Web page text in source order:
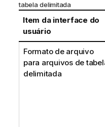
tabela delimitada
Item da interface do
usuário
Formato de arquivo
para arquivos de
delimitada